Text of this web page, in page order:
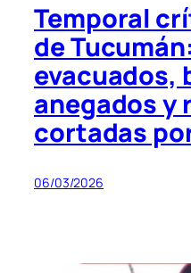
Temporal
de
evacuados,
anegados y
cortadas
06/03/2026